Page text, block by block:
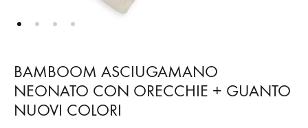
BAMBOOM ASCIUGAMANO
NEONATO CON ORECCHIE + GUANTO
NUOVI COLORI